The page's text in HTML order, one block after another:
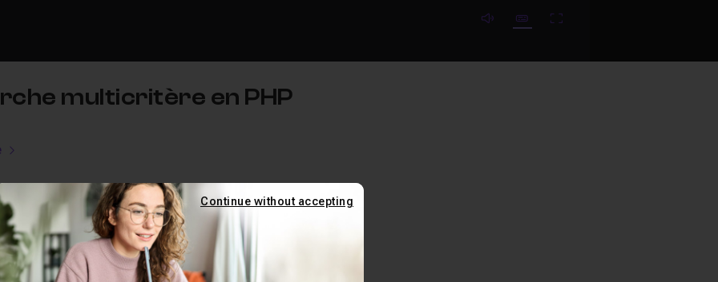
mute video
SubtitlesFullscreen
multicritère en PHP